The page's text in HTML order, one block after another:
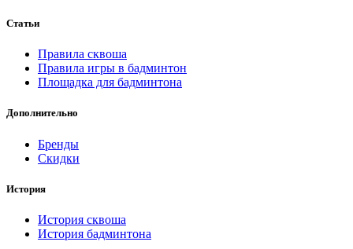
Статьи
Правила сквоша
Правила игры в бадминтон
Площадка для бадминтона
Дополнительно
Бренды
Скидки
История
История сквоша
История бадминтона